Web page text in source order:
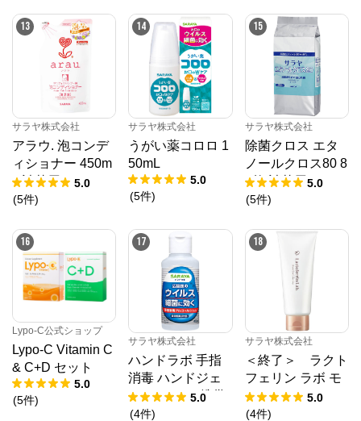
13
サラヤ株式会社
アラウ. 泡コンデ
ィショナー 450m
L 詰替用
5.0
(5件)
14
サラヤ株式会社
うがい薬コロロ 1
50mL
5.0
(5件)
15
サラヤ株式会社
除菌クロス エタ
ノールクロス80 8
0枚 詰替用 5.0
(5件)
16
Lypo-C公式ショップ
Lypo-C Vitamin C
& C+D セット
5.0
(5件)
17
サラヤ株式会社
ハンドラボ 手指
消毒 ハンドジェ
ル VS 40mL 携帯
用 【指定医薬部
5.0
(4件)
18
サラヤ株式会社
＜終了＞ ラクト
フェリン ラボ モ
イストベールクリ
ア ソープ 100g
5.0
(4件)